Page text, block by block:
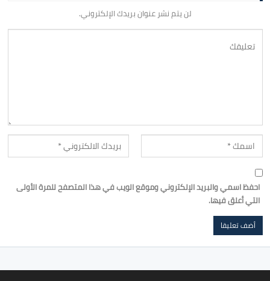
لن يتم نشر عنوان بريدك الإلكتروني.
احفظ اسمي والبريد الإلكتروني وموقع الويب في هذا المتصفح للمرة الأولى
التي أعلق فيها.